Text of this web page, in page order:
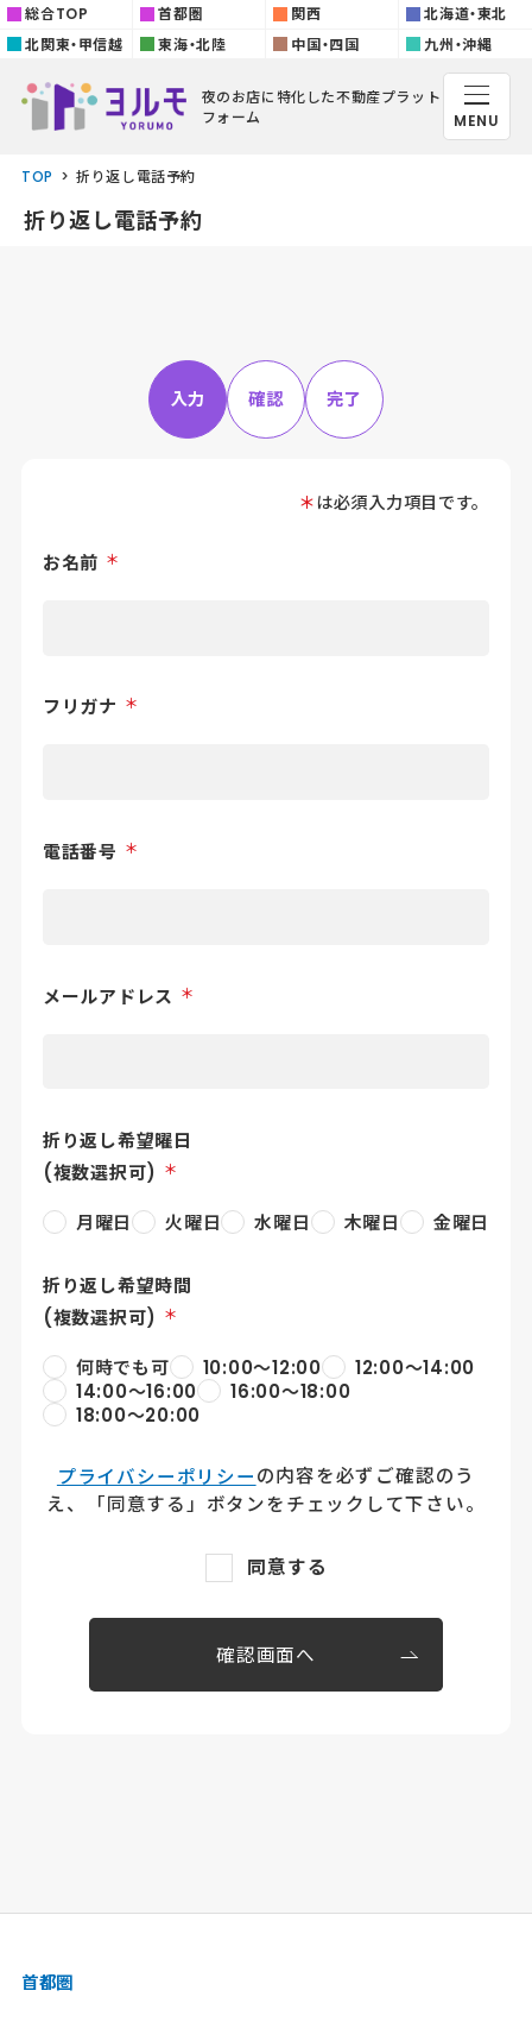
総合TOP 首都圏 関西
北海道・東北
北関東・甲信越
東海・北陸 中国・四国 九州・沖縄
夜のお店に特化した不動産プラット
フォーム
MENU
TOP 折り返し電話予約
折り返し電話予約
入力 確認 完了
＊は必須入力項目です。
お名前 ＊
フリガナ ＊
電話番号 ＊
メールアドレス ＊
折り返し希望曜日
(複数選択可) ＊
月曜日 火曜日 水曜日 木曜日 金曜日
折り返し希望時間
(複数選択可) ＊
何時でも可 10:00〜12:00
12:00〜14:00
14:00〜16:00
16:00〜18:00
18:00～20:00
プライバシーポリシーの内容を必ずご確認のう
え、「同意する」ボタンをチェックして下さい。
同意する
確認画面へ
首都圏